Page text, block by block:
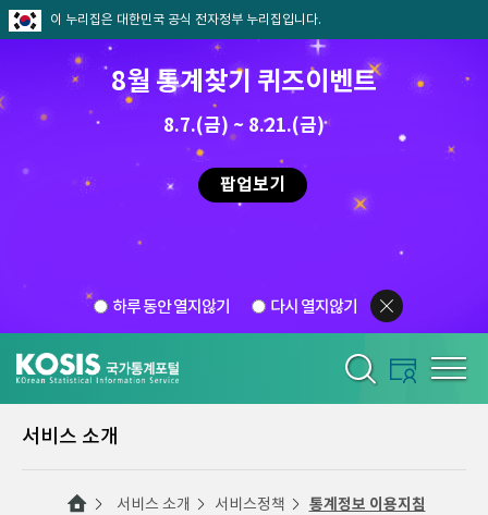
이 누리집은 대한민국 공식 전자정부 누리집입니다.
8월 통계찾기 퀴즈이벤트
8.7.(금) ~ 8.21.(금)
팝업보기
하루 동안 열지않기 다시 열지않기
서비스 소개
서비스 소개 서비스정책 통계정보 이용지침